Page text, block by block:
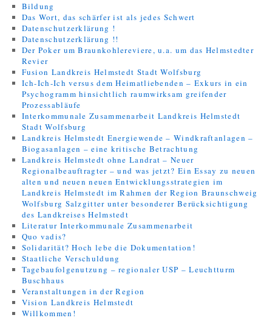
Bildung
Das Wort, das schärfer ist als jedes Schwert
Datenschutzerklärung !
Datenschutzerklärung !!
Der Poker um Braunkohlereviere, u.a. um das Helmstedter
Revier
Fusion Landkreis Helmstedt Stadt Wolfsburg
Ich-Ich-Ich versus dem Heimatliebenden – Exkurs in ein
Psychogramm hinsichtlich raumwirksam greifender
Prozessabläufe
Interkommunale Zusammenarbeit Landkreis Helmstedt
Stadt Wolfsburg
Landkreis Helmstedt Energiewende – Windkraftanlagen –
Biogasanlagen – eine kritische Betrachtung
Landkreis Helmstedt ohne Landrat – Neuer
Regionalbeauftragter – und was jetzt? Ein Essay zu neuen
alten und neuen neuen Entwicklungsstrategien im
Landkreis Helmstedt im Rahmen der Region Braunschweig
Wolfsburg Salzgitter unter besonderer Berücksichtigung
des Landkreises Helmstedt
Literatur Interkommunale Zusammenarbeit
Quo vadis?
Solidarität? Hoch lebe die Dokumentation!
Staatliche Verschuldung
Tagebaufolgenutzung – regionaler USP – Leuchtturm
Buschhaus
Veranstaltungen in der Region
Vision Landkreis Helmstedt
Willkommen!